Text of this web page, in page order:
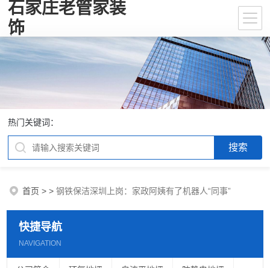
石家庄老管家装
饰
热门关键词：
首页 >>钢铁保洁深圳上岗：家政阿姨有了机器人“同事”
快捷导航
NAVIGATION